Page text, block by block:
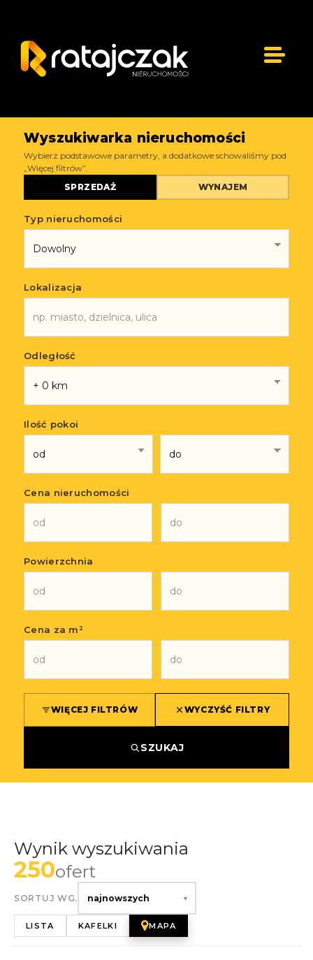
Wyszukiwarka nieruchomości
Wybierz podstawowe parametry, a dodatkowe schowaliśmy pod
„Więcej filtrów”.
SPRZEDAŻ
WYNAJEM
Typ nieruchomości
Lokalizacja
Odległość
Ilość pokoi
Cena nieruchomości
Powierzchnia
Cena za m²
WIĘCEJ FILTRÓW WYCZYŚĆ FILTRY
SZUKAJ
Wynik wyszukiwania
250ofert
SORTUJ WG. najnowszych ▾
LISTA KAFELKI MAPA